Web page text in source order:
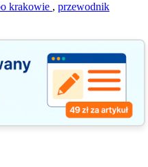
krakowie , przewodnik